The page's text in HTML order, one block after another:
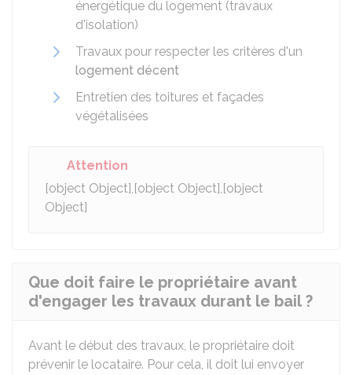
énergétique du logement (travaux
d'isolation)
Travaux pour respecter les critères d'un
logement décent
Entretien des toitures et façades
végétalisées
Attention
[object Object],[object Object],[object
Object]
Que doit faire le propriétaire avant
d'engager les travaux durant le bail ?
Avant le début des travaux, le propriétaire doit
prévenir le locataire. Pour cela, il doit lui envoyer